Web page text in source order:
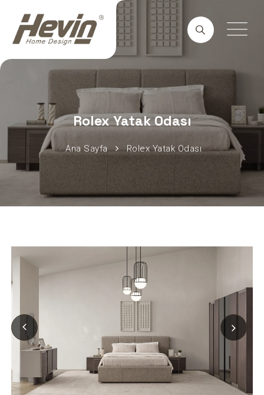
Rolex Yatak Odası
Ana Sayfa Rolex Yatak Odası